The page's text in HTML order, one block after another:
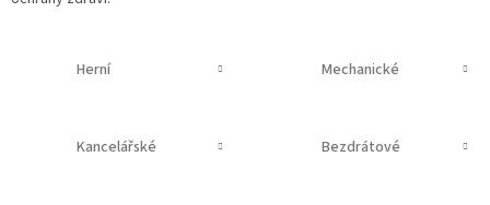
Herní Mechanické
Kancelářské Bezdrátové